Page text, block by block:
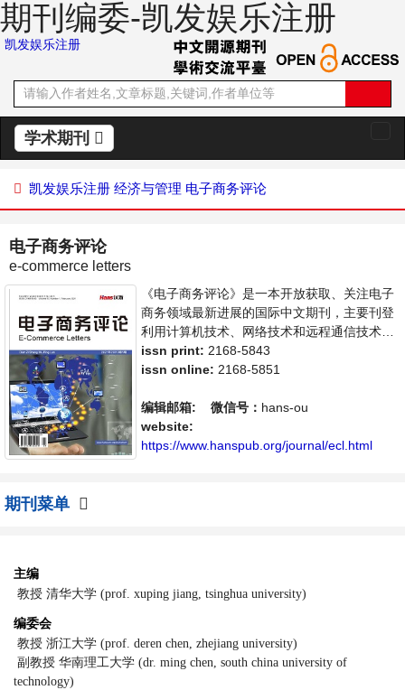
期刊编委-凯发娱乐注册
凯发娱乐注册
学术期刊
换
凯发娱乐注册 经济与管理 电子商务评论
电子商务评论
e-commerce letters
《电子商务评论》是一本开放获取、关注电子
商务领域最新进展的国际中文期刊，主要刊登
利用计算机技术、网络技术和远程通信技术来
实现电子化、数字化和网络化的整个商务过程
的相关论文。本刊支持思想创新、学术创新，
体，旨在给世界范围内的科学家、学者、科研
人员提供一个传播、分享和讨论电子商务领域
内不同方向问题与发展的交流平台。
issn print: 2168-5843
issn online: 2168-5851
编辑邮箱: 微信号： hans-ou
website:
https://www.hanspub.org/journal/ecl.html
期刊菜单
主编
教授 清华大学 (prof. xuping jiang, tsinghua university)
编委会
教授 浙江大学 (prof. deren chen, zhejiang university)
副教授 华南理工大学 (dr. ming chen, south china university of
technology)